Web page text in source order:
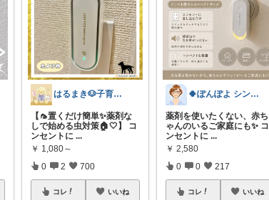
はるまき🐶子育て中
【🦟置くだけ簡単✨薬剤な
しで始める虫対策🏠🤍】 コ
ンセントに ...
￥ 1,080～
0 2 700
コレ いいね
🍀ぽんぽよ シンプル時短ライフ🍀
薬剤を使いたくない、赤ち
ゃんのいるご家庭にも✨ コ
ンセントに ...
￥ 2,580
0 0 217
コレ いいね